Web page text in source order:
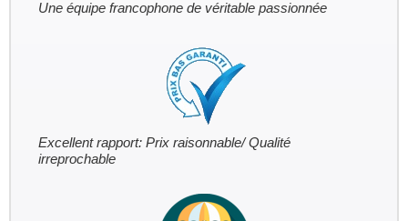
Une équipe francophone de véritable passionnée
Excellent rapport: Prix raisonnable/ Qualité
irreprochable